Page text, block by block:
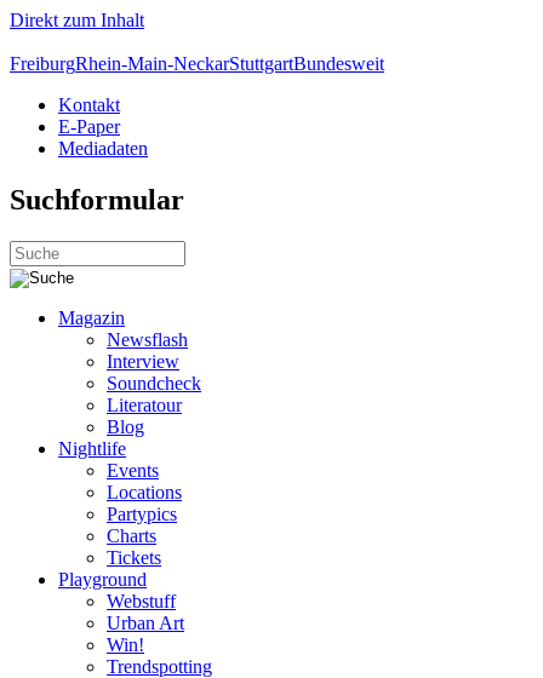
Direkt zum Inhalt
FreiburgRhein-Main-NeckarStuttgartBundesweit
Kontakt
E-Paper
Mediadaten
Suchformular
Magazin
Newsflash
Interview
Soundcheck
Literatour
Blog
Nightlife
Events
Locations
Partypics
Charts
Tickets
Playground
Webstuff
Urban Art
Win!
Trendspotting